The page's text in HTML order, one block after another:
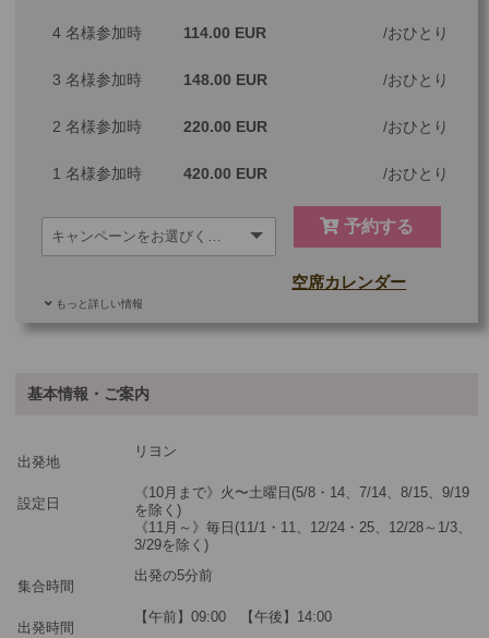
※料金は大人・子供・幼児共通
4 名様参加時 114.00 EUR おひとり
3 名様参加時 148.00 EUR おひとり
2 名様参加時 220.00 EUR おひとり
1 名様参加時 420.00 EUR おひとり
予約する
もっと詳しい情報
空席カレンダー
ツアーコード
※料金は大人・子供・幼児共通
基本情報・ご案内
出発地
リヨン
設定日
《10月まで》火〜土曜日(5/8・14、7/14、8/15、9/19
を除く)
《11月～》毎日(11/1・11、12/24・25、12/28～1/3、
3/29を除く)
集合時間
出発の5分前
出発時間
【午前】09:00 【午後】14:00